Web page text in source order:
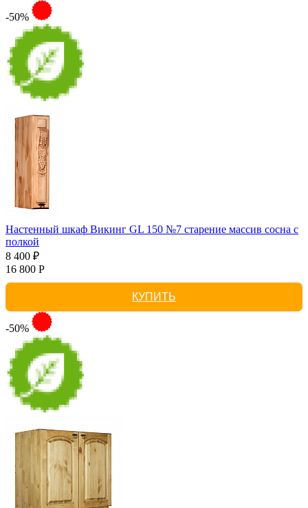
-50%
Настенный шкаф Викинг GL 150 №7 старение массив сосна с
полкой
8 400 ₽
16 800 Р
КУПИТЬ
-50%